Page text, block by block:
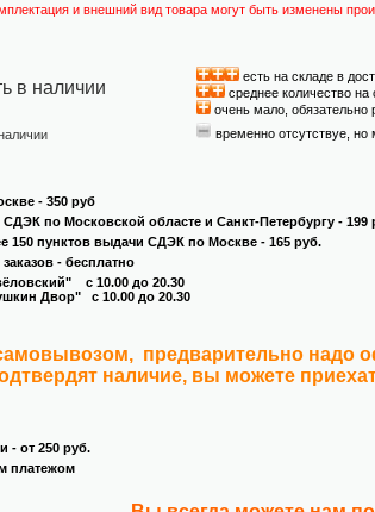
и внешний вид товара могут быть изменены
в наличии
есть на складе в
среднее количество на
очень мало, обязательно
временно отсутствуе, но
- 350 руб
по Московской областе и Санкт-Петербургу - 199
150 пунктов выдачи СДЭК по Москве - 165 руб.
- бесплатно
с 10.00 до 20.30
Двор" с 10.00 до 20.30
предварительно надо
наличие, вы можете
- от 250 руб.
платежом